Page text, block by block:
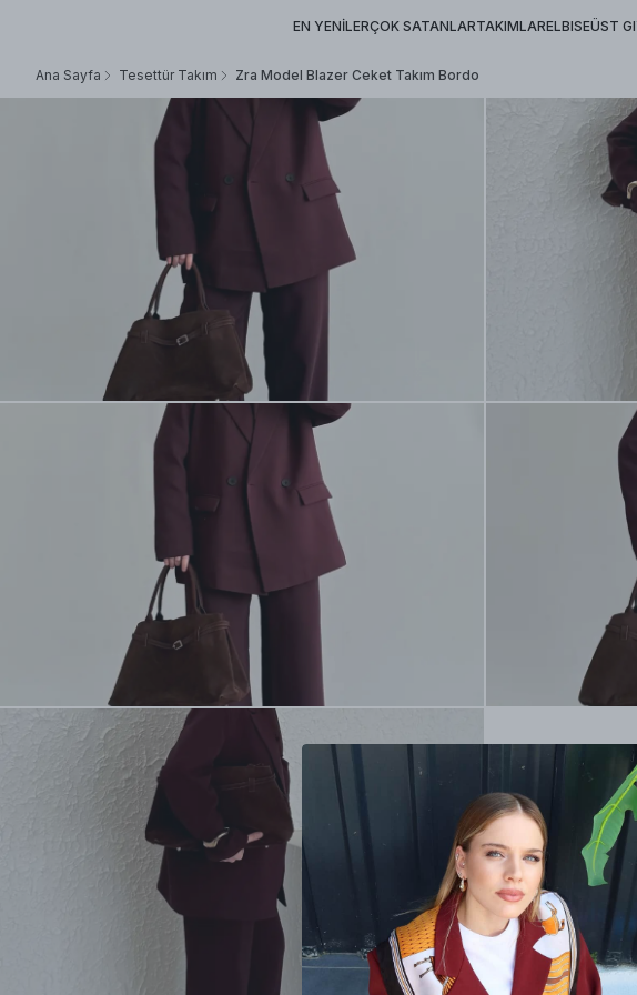
EN YENİLERÇOK SATANLARTAKIMLARELBISEÜST
Ana Sayfa Tesettür Takım Zra Model Blazer Ceket Takım Bordo